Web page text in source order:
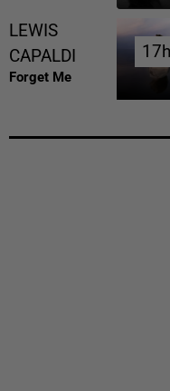
LEWIS
CAPALDI
Forget Me